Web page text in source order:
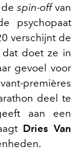
spin-offvan
psychopaat
verschijnt de
dat doet ze in
gevoel voor
premières
deel te
aan een
Dries Van